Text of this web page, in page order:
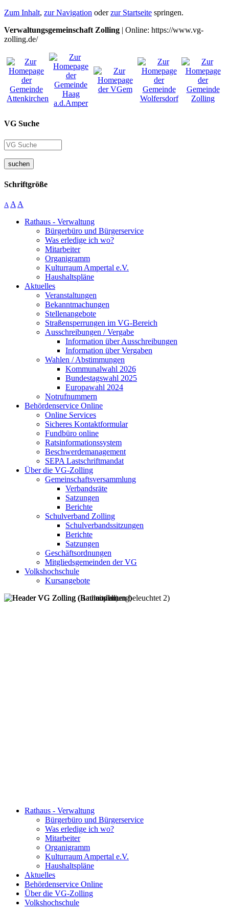
Zum Inhalt, zur Navigation oderzur Startseite springen.
Verwaltungsgemeinschaft Zolling | Online: https://www.vg-
zolling.de/
VG Suche
suchen
Schriftgröße
A A A
Rathaus - Verwaltung
Bürgerbüro und Bürgerservice
Was erledige ich wo?
Mitarbeiter
Organigramm
Kulturraum Ampertal e.V.
Haushaltspläne
Aktuelles
Veranstaltungen
Bekanntmachungen
Stellenangebote
Straßensperrungen im VG-Bereich
Ausschreibungen / Vergabe
Information über Ausschreibungen
Information über Vergaben
Wahlen / Abstimmungen
Kommunalwahl 2026
Bundestagswahl 2025
Europawahl 2024
Notrufnummern
Behördenservice Online
Online Services
Sicheres Kontaktformular
Fundbüro online
Ratsinformationssystem
Beschwerdemanagement
SEPA Lastschriftmandat
Über die VG-Zolling
Gemeinschaftsversammlung
Verbandsräte
Satzungen
Berichte
Schulverband Zolling
Schulverbandssitzungen
Berichte
Satzungen
Geschäftsordnungen
Mitgliedsgemeinden der VG
Volkshochschule
Kursangebote
Rathaus - Verwaltung
Bürgerbüro und Bürgerservice
Was erledige ich wo?
Mitarbeiter
Organigramm
Kulturraum Ampertal e.V.
Haushaltspläne
Aktuelles
Behördenservice Online
Über die VG-Zolling
Volkshochschule